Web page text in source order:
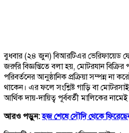
বুধবার (২৪ জুন) বিআরটিএর ভেরিফায়েড
জরুরি বিজ্ঞপ্তিতে বলা হয়, মোটরযান
পরিবর্তনের আনুষ্ঠানিক প্রক্রিয়া সম্পন্ন না
থাকেন। এর ফলে সংশ্লিষ্ট গাড়ি বা
আর্থিক দায়-দায়িত্ব পূর্ববর্তী মালিকের
আরও পড়ুন:হজ শেষে সৌদি থেকে